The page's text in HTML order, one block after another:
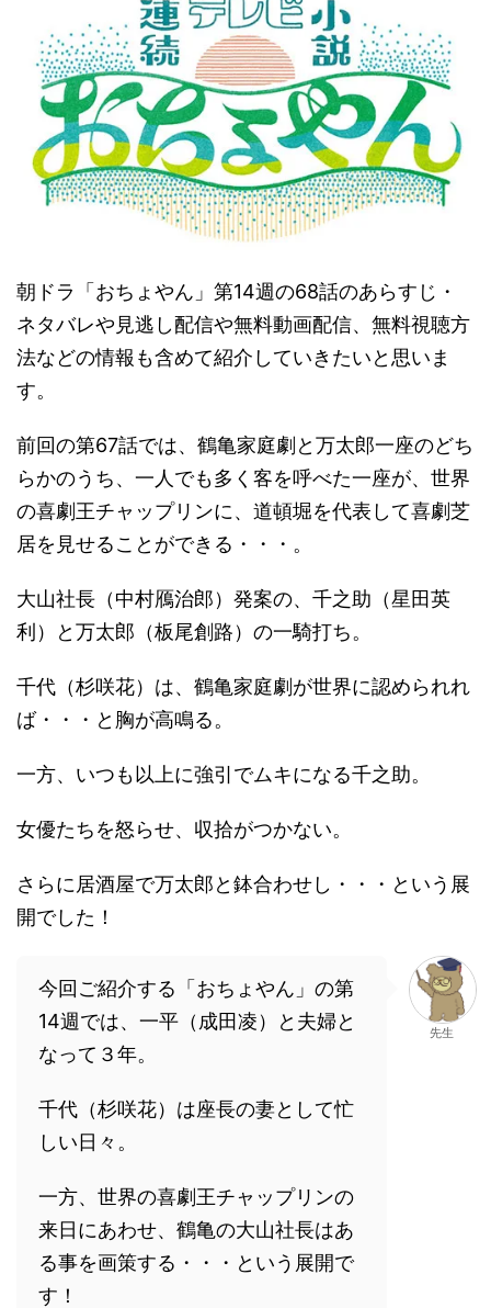
朝ドラ「おちょやん」第14週の68話のあらすじ・
ネタバレや見逃し配信や無料動画配信、無料視聴方
法などの情報も含めて紹介していきたいと思いま
す。
前回の第67話では、鶴亀家庭劇と万太郎一座のどち
らかのうち、一人でも多く客を呼べた一座が、世界
の喜劇王チャップリンに、道頓堀を代表して喜劇芝
居を見せることができる・・・。
大山社長（中村鴈治郎）発案の、千之助（星田英
利）と万太郎（板尾創路）の一騎打ち。
千代（杉咲花）は、鶴亀家庭劇が世界に認められれ
ば・・・と胸が高鳴る。
一方、いつも以上に強引でムキになる千之助。
女優たちを怒らせ、収拾がつかない。
さらに居酒屋で万太郎と鉢合わせし・・・という展
開でした！
今回ご紹介する「おちょやん」の第
14週では、一平（成田凌）と夫婦と
なって３年。
千代（杉咲花）は座長の妻として忙
しい日々。
一方、世界の喜劇王チャップリンの
来日にあわせ、鶴亀の大山社長はあ
る事を画策する・・・という展開で
す！
先生